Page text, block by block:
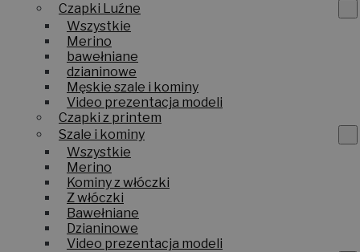
Czapki Luźne
Wszystkie
Merino
bawełniane
dzianinowe
Męskie szale i kominy
Video prezentacja modeli
Czapki z printem
Szale i kominy
Wszystkie
Merino
Kominy z włóczki
Z włóczki
Bawełniane
Dzianinowe
Video prezentacja modeli